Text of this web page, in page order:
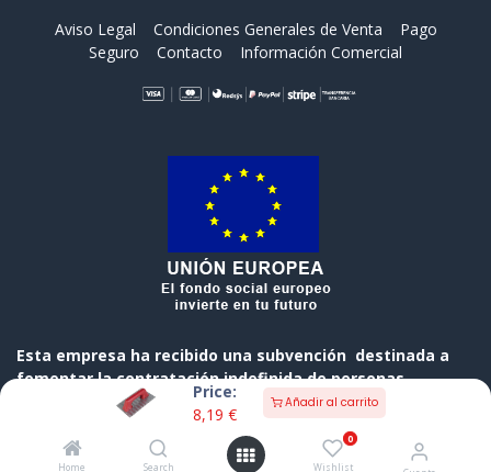
Price:
8,19 €
Añadir al carrito
Home Search
0
Wishlist
Aviso Legal
Condiciones Generales de Venta
Pago
Seguro
Contacto Información Comercial
Esta empresa ha recibido una subvención destinada a
fomentar la contratación indefinida de personas
desempleadas, cofinanciada al 50 % por el Gobierno de
Cantabria y el Fondo Social Europeo a través del
Programa Operativo FSE de Cantabria 2014-2020